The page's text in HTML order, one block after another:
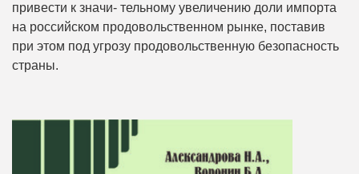
привести к значи- тельному увеличению доли импорта
на российском продовольственном рынке, поставив
при этом под угрозу продовольственную безопасность
страны.